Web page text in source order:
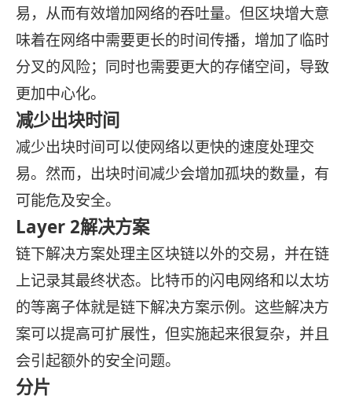
易，从而有效增加网络的吞吐量。但区块增大意
味着在网络中需要更长的时间传播，增加了临时
分叉的风险；同时也需要更大的存储空间，导致
更加中心化。
减少出块时间
减少出块时间可以使网络以更快的速度处理交
易。然而，出块时间减少会增加孤块的数量，有
可能危及安全。
Layer 2解决方案
链下解决方案处理主区块链以外的交易，并在链
上记录其最终状态。比特币的闪电网络和以太坊
的等离子体就是链下解决方案示例。这些解决方
案可以提高可扩展性，但实施起来很复杂，并且
会引起额外的安全问题。
分片